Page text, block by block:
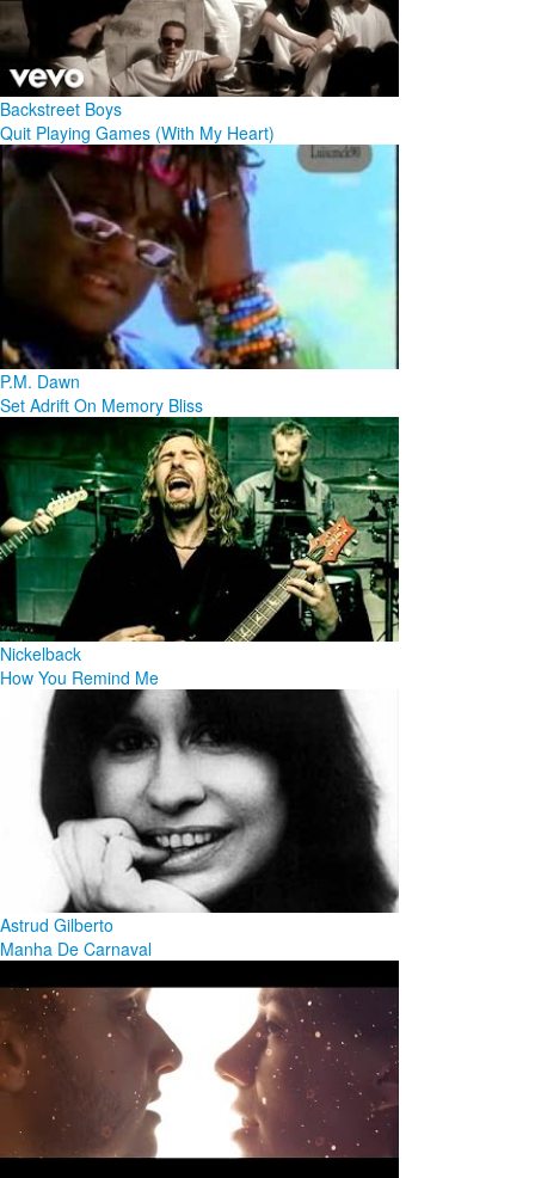
Backstreet Boys
Quit Playing Games (With My Heart)
P.M. Dawn
Set Adrift On Memory Bliss
Nickelback
How You Remind Me
Astrud Gilberto
Manha De Carnaval